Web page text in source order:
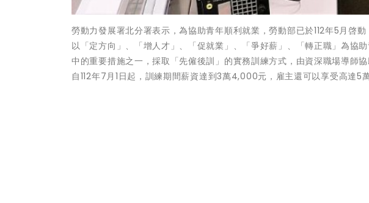
勞動力發展署北分署表示，為協助青年順利就業，勞動部已於112年5月啓
以「定方向」、「增人才」、「促就業」、「爭好薪」、「轉正職」為協
中的重要措施之一，採取「先僱後訓」的實務訓練方式，由資深職場導師
自112年7月1日起，訓練期間薪資達到3萬4,000元，雇主還可以享受高達